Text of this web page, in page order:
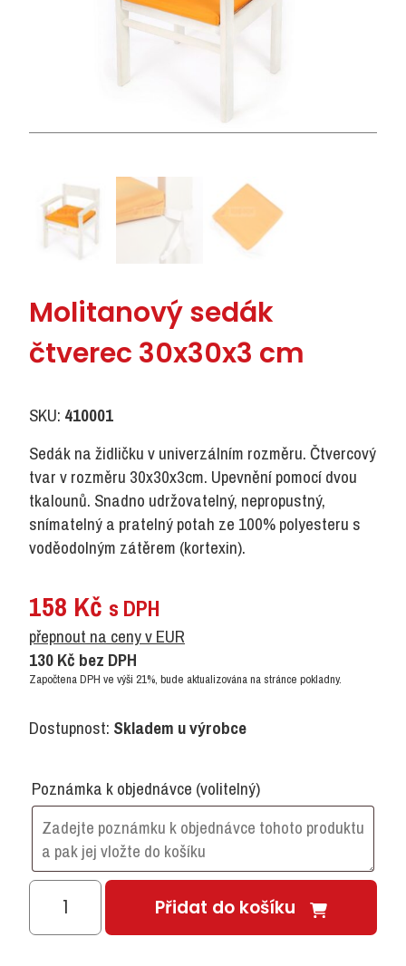
Molitanový sedák
čtverec 30x30x3 cm
SKU: 410001
Sedák na židličku v univerzálním rozměru. Čtvercový
tvar v rozměru 30x30x3cm. Upevnění pomocí dvou
tkalounů. Snadno udržovatelný, nepropustný,
snímatelný a pratelný potah ze 100% polyesteru s
voděodolným zátěrem (kortexin).
158 Kč s DPH
přepnout na ceny v EUR
130Kč bez DPH
Započtena DPH ve výši 21%, bude aktualizována na stránce pokladny.
Dostupnost: Skladem u výrobce
Poznámka k objednávce (volitelný)
Molitanový
sedák
Přidat do košíku